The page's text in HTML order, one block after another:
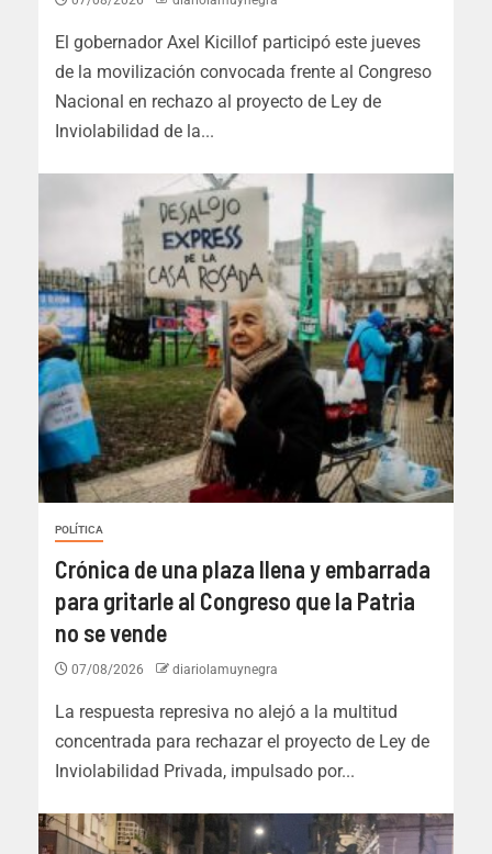
El gobernador Axel Kicillof participó este jueves
de la movilización convocada frente al Congreso
Nacional en rechazo al proyecto de Ley de
Inviolabilidad de la...
POLÍTICA
Crónica de una plaza llena y embarrada
para gritarle al Congreso que la Patria
no se vende
07/08/2026 diariolamuynegra
La respuesta represiva no alejó a la multitud
concentrada para rechazar el proyecto de Ley de
Inviolabilidad Privada, impulsado por...